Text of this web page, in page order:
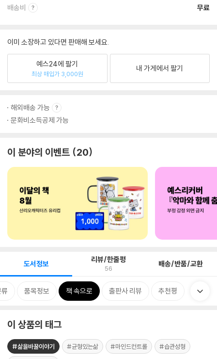
배송비 무료
이미 소장하고 있다면 판매해 보세요.
예스24에 팔기
최상 매입가 3,000원
내 가게에서 팔기
해외배송 가능
문화비소득공제 가능
이 분야의 이벤트 20
도서정보 리뷰/한줄평
56 배송/반품/교환
품목정보 책 속으로 출판사 리뷰 추천평
이 상품의 태그
#삶을바꿀이야기 #균형있는삶 #마인드컨트롤 #습관성형